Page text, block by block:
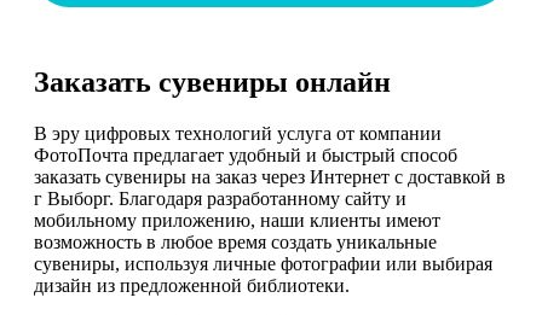
Заказать сувениры онлайн
В эру цифровых технологий услуга от компании
ФотоПочта предлагает удобный и быстрый способ
заказать сувениры на заказ через Интернет с доставкой в
г Выборг. Благодаря разработанному сайту и
мобильному приложению, наши клиенты имеют
возможность в любое время создать уникальные
сувениры, используя личные фотографии или выбирая
дизайн из предложенной библиотеки.